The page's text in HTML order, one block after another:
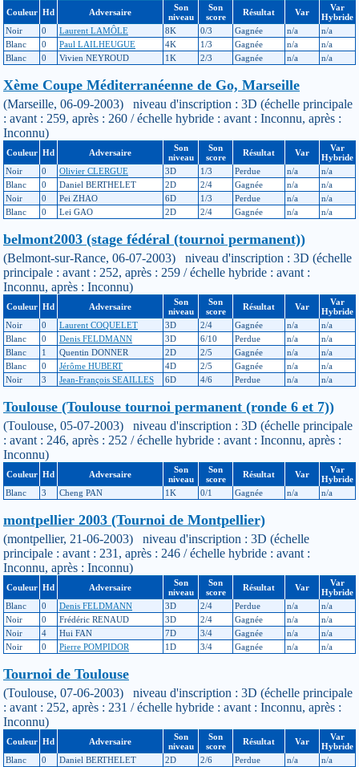
Couleur Hd Adversaire
Son
niveau
Son
score
Résultat Var
Var
Hybride
Noir
0 Laurent LAMÔLE 8K 0/3 Gagnée n/a
n/a
Blanc
0 Paul LAILHEUGUE 4K 1/3 Gagnée n/a
n/a
Blanc
0 Vivien NEYROUD 1K 2/3 Gagnée n/a n/a
Xème Coupe Méditerranéenne de Go, Marseille
(Marseille, 06-09-2003) niveau d'inscription : 3D (échelle principale
: avant : 259, après : 260 / échelle hybride : avant : Inconnu, après :
Inconnu)
Couleur Hd Adversaire
Son
niveau
Son
score
Résultat Var
Var
Hybride
Noir
0 Olivier CLERGUE 3D 1/3 Perdue n/a
n/a
Blanc
0 Daniel BERTHELET 2D 2/4 Gagnée n/a
n/a
Noir
0 Pei ZHAO 6D 1/3 Perdue n/a
n/a
Blanc
0 Lei GAO 2D 2/4 Gagnée n/a n/a
belmont2003 (stage fédéral (tournoi permanent))
(Belmont-sur-Rance, 06-07-2003) niveau d'inscription : 3D (échelle
principale : avant : 252, après : 259 / échelle hybride : avant :
Inconnu, après : Inconnu)
Couleur Hd Adversaire
Son
niveau
Son
score
Résultat Var
Var
Hybride
Noir
0 Laurent COQUELET 3D 2/4 Gagnée n/a
n/a
Blanc
0 Denis FELDMANN 3D 6/10 Perdue n/a
n/a
Blanc
1 Quentin DONNER 2D 2/5 Gagnée n/a
n/a
Blanc
0 Jérôme HUBERT 4D 2/5 Gagnée n/a
n/a
Noir
3 Jean-François SEAILLES 6D 4/6 Perdue n/a n/a
Toulouse (Toulouse tournoi permanent (ronde 6 et 7))
(Toulouse, 05-07-2003) niveau d'inscription : 3D (échelle principale
: avant : 246, après : 252 / échelle hybride : avant : Inconnu, après :
Inconnu)
Couleur Hd Adversaire
Son
niveau
Son
score
Résultat Var
Var
Hybride
Blanc
3 Cheng PAN 1K 0/1 Gagnée n/a n/a
montpellier 2003 (Tournoi de Montpellier)
(montpellier, 21-06-2003) niveau d'inscription : 3D (échelle
principale : avant : 231, après : 246 / échelle hybride : avant :
Inconnu, après : Inconnu)
Couleur Hd Adversaire
Son
niveau
Son
score
Résultat Var
Var
Hybride
Blanc
0 Denis FELDMANN 3D 2/4 Perdue n/a
n/a
Noir
0 Frédéric RENAUD 3D 2/4 Gagnée n/a
n/a
Noir
4 Hui FAN 7D 3/4 Gagnée n/a
n/a
Noir
0 Pierre POMPIDOR 1D 3/4 Gagnée n/a n/a
Tournoi de Toulouse
(Toulouse, 07-06-2003) niveau d'inscription : 3D (échelle principale
: avant : 252, après : 231 / échelle hybride : avant : Inconnu, après :
Inconnu)
Couleur Hd Adversaire
Son
niveau
Son
score
Résultat Var
Var
Hybride
Blanc
0 Daniel BERTHELET 2D 2/6 Perdue n/a
n/a